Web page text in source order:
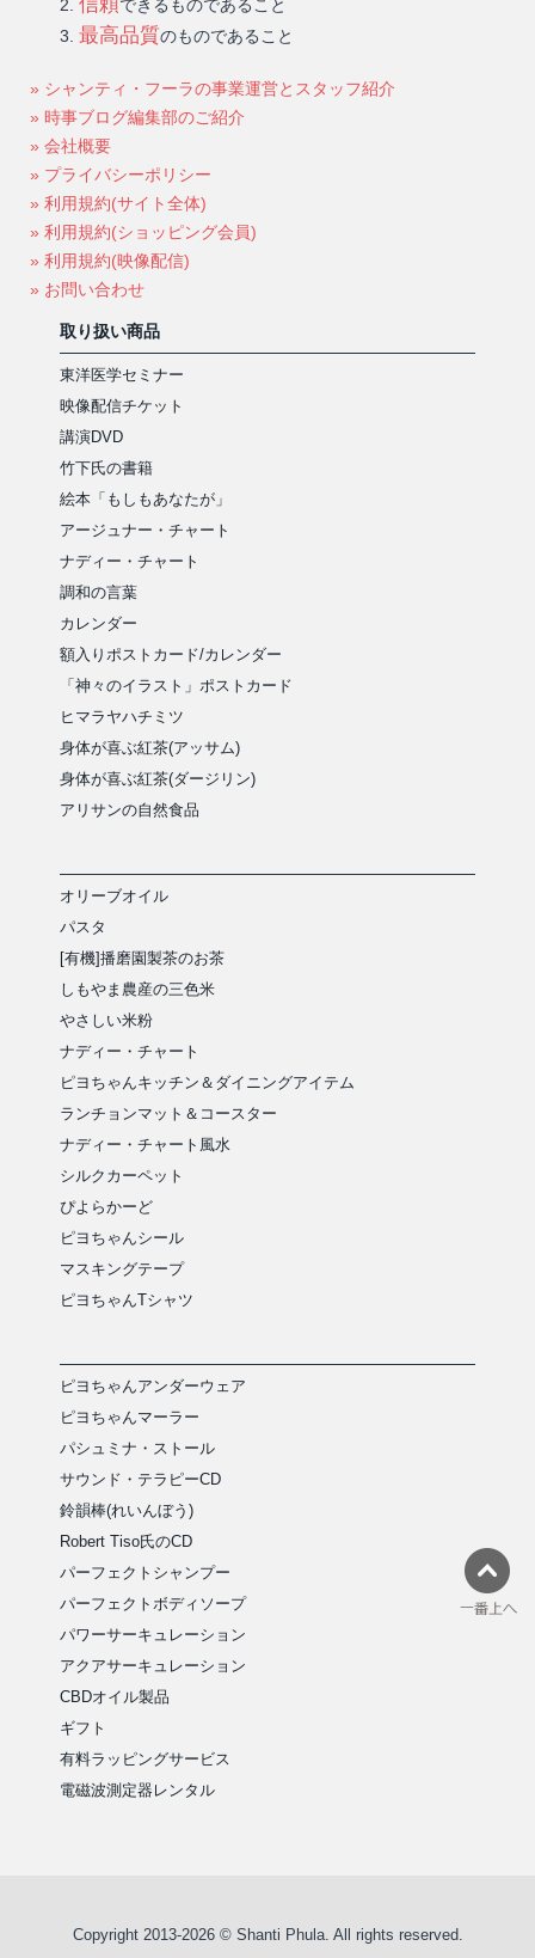
できるものであること
最高品質のものであること
» シャンティ・フーラの事業運営とスタッフ紹介
» 時事ブログ編集部のご紹介
» 会社概要
» プライバシーポリシー
» 利用規約(サイト全体)
» 利用規約(ショッピング会員)
» 利用規約(映像配信)
» お問い合わせ
取り扱い商品
東洋医学セミナー
映像配信チケット
講演DVD
竹下氏の書籍
絵本「もしもあなたが」
アージュナー・チャート
ナディー・チャート
調和の言葉
カレンダー
額入りポストカード/カレンダー
「神々のイラスト」ポストカード
ヒマラヤハチミツ
身体が喜ぶ紅茶(アッサム)
身体が喜ぶ紅茶(ダージリン)
アリサンの自然食品
オリーブオイル
パスタ
[有機]播磨園製茶のお茶
しもやま農産の三色米
やさしい米粉
ナディー・チャート
ピヨちゃんキッチン＆ダイニングアイテム
ランチョンマット＆コースター
ナディー・チャート風水
シルクカーペット
ぴよらかーど
ピヨちゃんシール
マスキングテープ
ピヨちゃんTシャツ
ピヨちゃんアンダーウェア
ピヨちゃんマーラー
パシュミナ・ストール
サウンド・テラピーCD
鈴韻棒(れいんぼう)
Robert Tiso氏のCD
パーフェクトシャンプー
パーフェクトボディソープ
パワーサーキュレーション
アクアサーキュレーション
CBDオイル製品
ギフト
有料ラッピングサービス
電磁波測定器レンタル
Copyright 2013-2026 © Shanti Phula. All rights reserved.